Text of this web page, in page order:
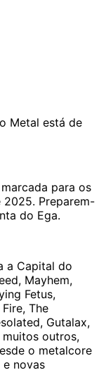
Metal está de
para os
2025. Preparem-
do Ega.
a Capital do
Mayhem,
Fetus,
The
Gutalax,
muitos outros,
o metalcore
novas